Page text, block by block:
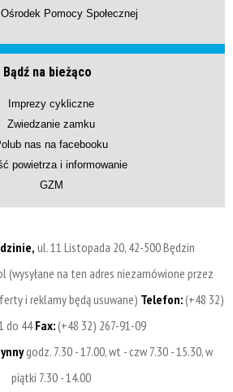
Pomocy Społecznej
Bądź na bieżąco
Imprezy cykliczne
Zwiedzanie zamku
nas na facebooku
powietrza i informowanie
GZM
ul. 11 Listopada 20, 42-500 Będzin
(wysyłane na ten adres niezamówione przez
i reklamy będą usuwane) Telefon:(+48 32)
do 44Fax:(+48 32) 267-91-09
godz. 7.30 - 17.00, wt - czw 7.30 - 15.30, w
piątki 7.30 - 14.00